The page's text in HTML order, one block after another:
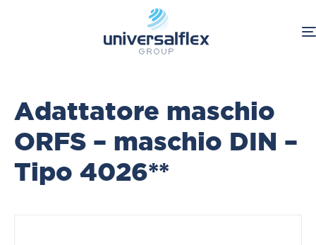
Adattatore maschio
ORFS – maschio DIN –
Tipo 4026**